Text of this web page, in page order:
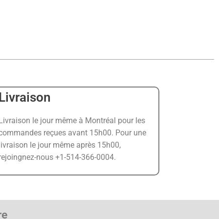
le jour même à Montréal pour les
reçues avant 15h00. Pour une
le jour même après 15h00,
nous +1-514-366-0004.